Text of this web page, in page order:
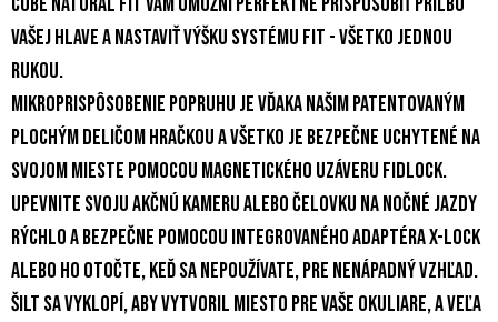
vašej hlave a nastaviť výšku systému Fit - všetko jednou
rukou.
Mikroprispôsobenie popruhu je vďaka našim patentovaným
plochým deličom hračkou a všetko je bezpečne uchytené na
svojom mieste pomocou magnetického uzáveru Fidlock.
Upevnite svoju akčnú kameru alebo čelovku na nočné jazdy
rýchlo a bezpečne pomocou integrovaného adaptéra X-Lock
alebo ho otočte, keď sa nepoužívate, pre nenápadný vzhľad.
Šilt sa vyklopí, aby vytvoril miesto pre vaše okuliare, a veľa